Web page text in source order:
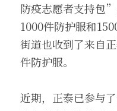
防疫志愿者支持包
1000件防护服和
街道也收到了来自
件防护服。
近期，正泰已参与